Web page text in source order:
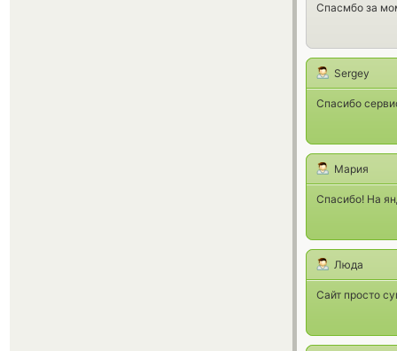
Спасмбо за
Sergey
Спасибо
Мария
Спасибо! На
Люда
Сайт просто